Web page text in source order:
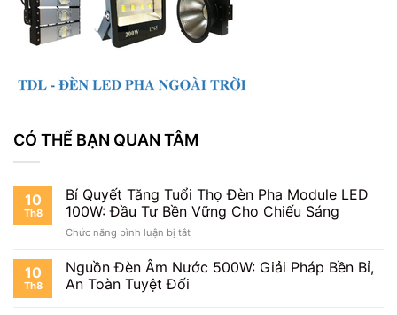
CÓ THỂ BẠN QUAN TÂM
10
Th8
Bí Quyết Tăng Tuổi Thọ Đèn Pha Module LED
100W: Đầu Tư Bền Vững Cho Chiếu Sáng
Chức năng bình luận bị tắtở
Quyết
Tăng
10
Th8
Nguồn Đèn Âm Nước 500W: Giải Pháp Bền Bỉ,
An Toàn Tuyệt Đối